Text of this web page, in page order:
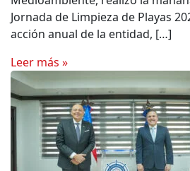
Jornada de Limpieza de Playas
acción anual de la entidad, […]
Leer más »